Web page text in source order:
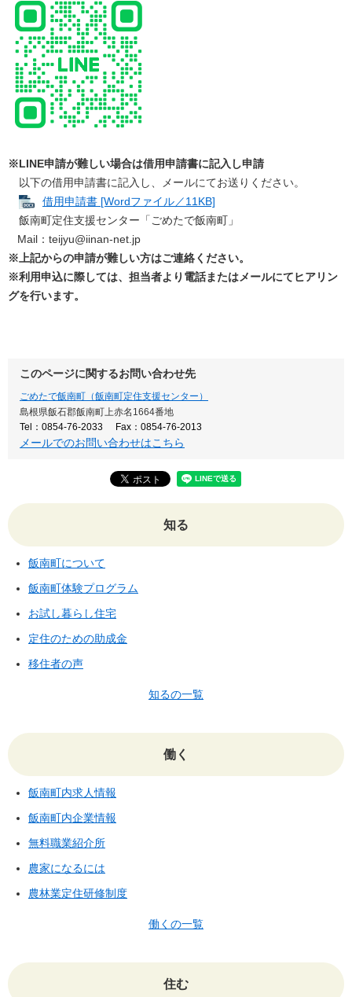
※LINE申請が難しい場合は借用申請書に記入し申請
以下の借用申請書に記入し、メールにてお送りください。
借用申請書 [Wordファイル／11KB]
飯南町定住支援センター「ごめたで飯南町」
Mail：teijyu@iinan-net.jp
※上記からの申請が難しい方はご連絡ください。
※利用申込に際しては、担当者より電話またはメールにてヒアリン
グを行います。
このページに関するお問い合わせ先
ごめたで飯南町（飯南町定住支援センター）
島根県飯石郡飯南町上赤名1664番地
Tel：0854-76-2033
Fax：0854-76-2013
メールでのお問い合わせはこちら
知る
飯南町について
飯南町体験プログラム
お試し暮らし住宅
定住のための助成金
移住者の声
知るの一覧
働く
飯南町内求人情報
飯南町内企業情報
無料職業紹介所
農家になるには
農林業定住研修制度
働くの一覧
住む